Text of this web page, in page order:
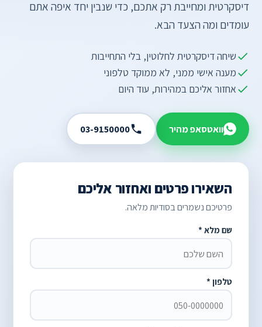
דיסקרטית ומחייבת רק אתכם, כדי שנבין יחד איפה אתם
עומדים ומה הצעד הבא.
שיחה דיסקרטית לחלוטין, בלי התחייבות
מענה אישי ממני, לא ממוקד טלפוני
אחזור אליכם במהירות, עוד היום
וואטסאפ מהיר 03-9150000
השאירו פרטים ואחזור אליכם
פרטיכם נשמרים בסודיות מלאה.
שם מלא *
טלפון *